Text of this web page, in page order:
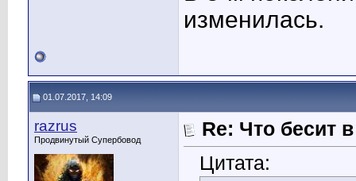
изменилась.
01.07.2017, 14:09
razrus
Продвинутый Супербовод
Re: Что бесит
Цитата: